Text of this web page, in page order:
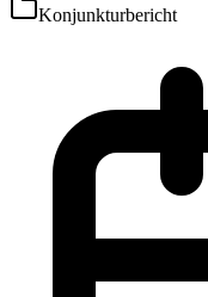
Konjunkturbericht